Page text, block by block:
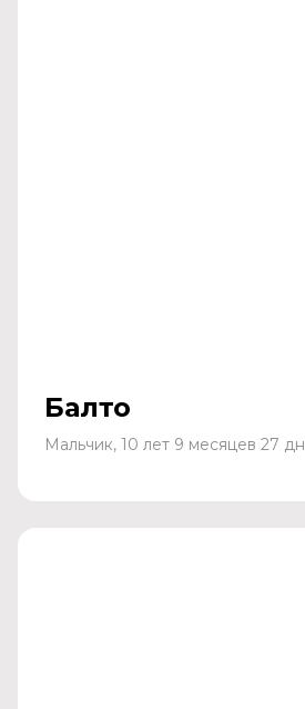
Балто
Мальчик, 10 лет 9 месяцев 27